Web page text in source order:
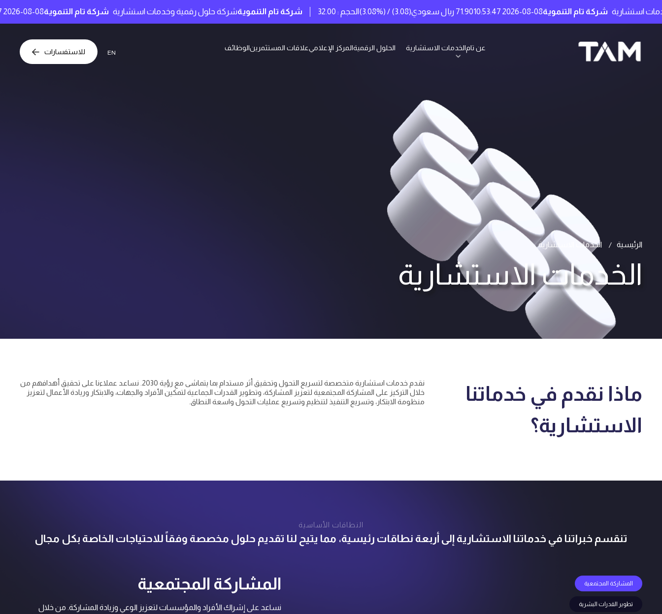
شركة تام التنمويةشركة حلول رقمية وخدمات استشارية شركة تام التنموية2026-08-08 10:53:47 71.90 ريال سعودي 2026-08-08 10:53:47 71.90 ريال سعودي (3.08) / (3.08%) الحجم : 32.00
عن تامالخدمات الاستشارية الحلول الرقميةالمركز الإعلاميﻋﻼﻗﺎت المستثمرينالوظائف
EN للاستفسارات
الرئيسية الخدمات الاستشارية
الخدمات الاستشارية
ماذا نقدم في خدماتنا
الاستشارية؟
نقدم خدمات استشارية متخصصة لتسريع التحول وتحقيق أثر مستدام بما يتماشى مع رؤية 2030. نساعد عملاءنا على تحقيق أهدافهم من
خلال التركيز على المشاركة المجتمعية لتعزيز المشاركة، وتطوير القدرات الجماعية لتمكين الأفراد والجهات، والابتكار وريادة الأعمال لتعزيز
منظومة الابتكار، وتسريع التنفيذ لتنظيم وتسريع عمليات التحول واسعة النطاق.
النطاقات الأساسية
تنقسم خبراتنا في خدماتنا الاستشارية إلى أربعة نطاقات رئيسية، مما يتيح لنا تقديم حلول مخصصة وفقاً للاحتياجات الخاصة بكل مجال
المشاركة المجتمعية
تطوير القدرات البشرية
المشاركة المجتمعية
نساعد على إشراك الأفراد والمؤسسات لتعزيز الوعي وزيادة المشاركة. من خلال